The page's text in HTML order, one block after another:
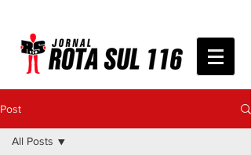
Post
All Posts